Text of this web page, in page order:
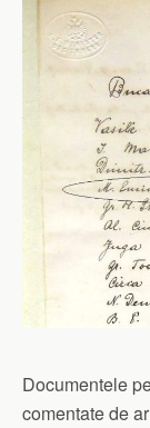
Documentele
comentate de